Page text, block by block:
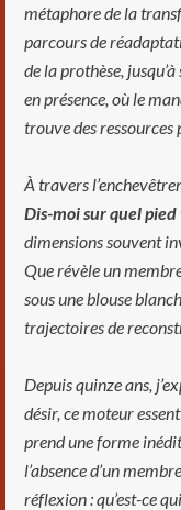
métaphore de la
parcours de
de la prothèse,
en présence, où le
trouve des ressources
À travers
Dis-moi sur quel pied
dimensions souvent
Que révèle un
sous une blouse
trajectoires de
Depuis quinze ans,
désir, ce moteur
prend une forme
l’absence d’un
réflexion : qu’est-ce